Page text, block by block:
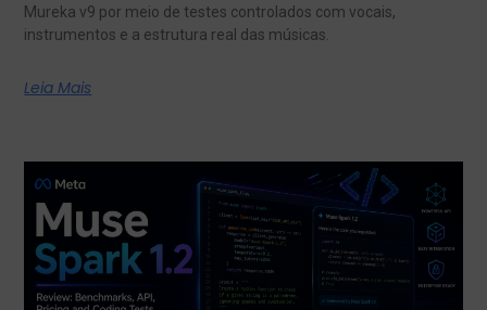
Mureka v9 por meio de testes controlados com vocais,
instrumentos e a estrutura real das músicas.
Leia Mais